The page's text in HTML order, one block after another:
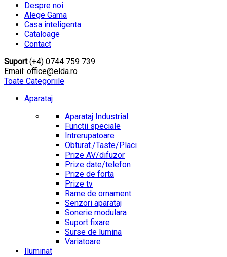
Despre noi
Alege Gama
Casa inteligenta
Cataloage
Contact
Suport(+4) 0744 759 739
Email: office@elda.ro
Toate Categoriile
Aparataj
Aparataj Industrial
Functii speciale
Intrerupatoare
Obturat./Taste/Placi
Prize AV/difuzor
Prize date/telefon
Prize de forta
Prize tv
Rame de ornament
Senzori aparataj
Sonerie modulara
Suport fixare
Surse de lumina
Variatoare
Iluminat